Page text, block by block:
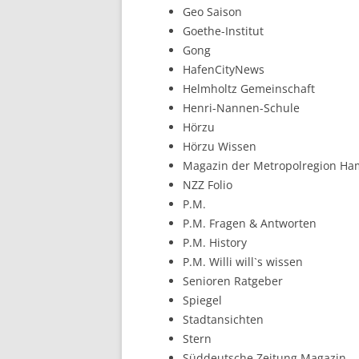
Geo Saison
Goethe-Institut
Gong
HafenCityNews
Helmholtz Gemeinschaft
Henri-Nannen-Schule
Hörzu
Hörzu Wissen
Magazin der Metropolregion
NZZ Folio
P.M.
P.M. Fragen & Antworten
P.M. History
P.M. Willi will`s wissen
Senioren Ratgeber
Spiegel
Stadtansichten
Stern